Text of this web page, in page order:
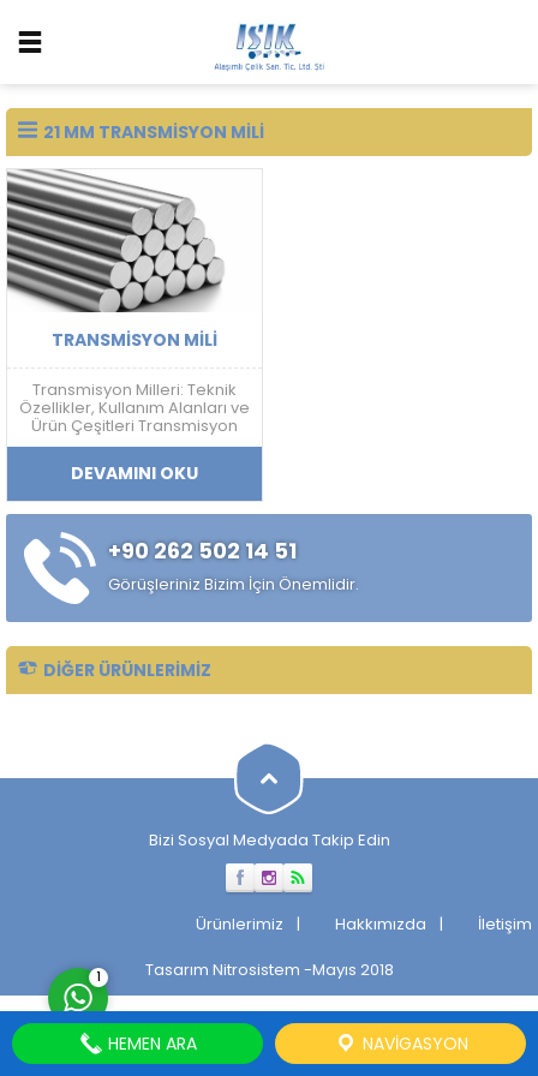
21 MM TRANSMISYON MILI
TRANSMISYON MILI
Transmisyon Milleri: Teknik
Özellikler, Kullanım Alanları ve
Ürün Çeşitleri Transmisyon
Mili Nedir? Transmisyon mili;
mekanik güç aktarımı,
doğrusal hareket sistemleri
ve makine ekipmanlarında
kullanılan, yüksek ölçü
hassasiyetine sahip soğuk
çekilmiş çelik mil ürünüdür.
Standart sıcak haddelenmiş
çeliklere kıyasla daha
DEVAMINI OKU
+90 262 502 14 51
Görüşleriniz Bizim İçin Önemlidir.
DIĞER ÜRÜNLERIMIZ
Bizi Sosyal Medyada Takip Edin
Ürünlerimiz Hakkımızda
İletişim
Tasarım Nitrosistem -Mayıs 2018
Cevap Yaz
1
HEMEN ARA NAVIGASYON